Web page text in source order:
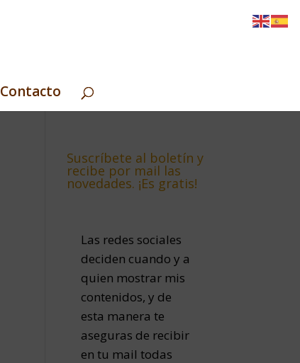
Contacto
Suscríbete al boletín y
recibe por mail las
novedades. ¡Es gratis!
Las redes sociales
deciden cuando y a
quien mostrar mis
contenidos, y de
esta manera te
aseguras de recibir
en tu mail todas